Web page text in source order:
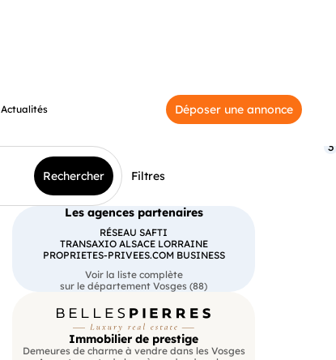
Actualités Déposer une annonce
Rechercher Filtres
3
Les agences partenaires
RÉSEAU SAFTI
TRANSAXIO ALSACE LORRAINE
PROPRIETES-PRIVEES.COM BUSINESS
Voir la liste complète
sur le département Vosges (88)
Immobilier de prestige
Demeures de charme à vendre dans les Vosges